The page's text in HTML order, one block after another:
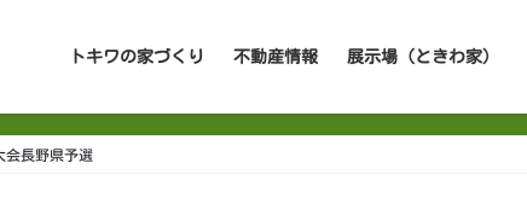
トキワの家づくり 不動産情報 展示場（ときわ家）
会長野県予選